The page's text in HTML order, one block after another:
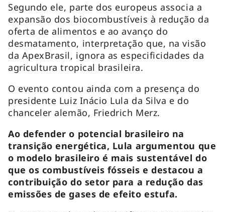
Segundo ele, parte dos europeus associa a
expansão dos biocombustíveis à redução da
oferta de alimentos e ao avanço do
desmatamento, interpretação que, na visão
da ApexBrasil, ignora as especificidades da
agricultura tropical brasileira.
O evento contou ainda com a presença do
presidente Luiz Inácio Lula da Silva e do
chanceler alemão, Friedrich Merz.
Ao defender o potencial brasileiro na
transição energética, Lula argumentou que
o modelo brasileiro é mais sustentável do
que os combustíveis fósseis e destacou a
contribuição do setor para a redução das
emissões de gases de efeito estufa.